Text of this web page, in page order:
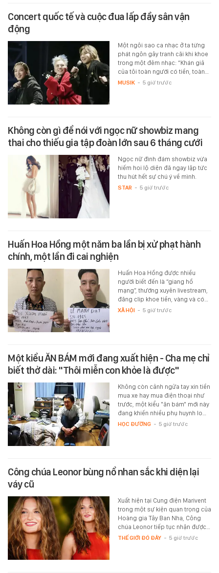
Concert quốc tế và cuộc đua lấp đầy sân vận
động
Một ngôi sao ca nhạc ở ta từng
phát ngôn gây tranh cãi khi khoe
trong một đêm nhạc: “Khán giả
của tôi toàn người có tiền, toàn…
MUSIK - 5 giờ trước
Không còn gì để nói với ngọc nữ showbiz mang
thai cho thiếu gia tập đoàn lớn sau 6 tháng cưới
Ngọc nữ đình đám showbiz vừa
hiếm hoi lộ diện đã ngay lập tức
thu hút hết sự chú ý về mình.
STAR - 5 giờ trước
Huấn Hoa Hồng một năm ba lần bị xử phạt hành
chính, một lần đi cai nghiện
Huấn Hoa Hồng được nhiều
người biết đến là “giang hồ
mạng”, thường xuyên livestream,
đăng clip khoe tiền, vàng và có…
XÃ HỘI - 5 giờ trước
Một kiểu ĂN BÁM mới đang xuất hiện - Cha mẹ chỉ
biết thở dài: "Thôi miễn con khỏe là được"
Không còn cảnh ngửa tay xin tiền
mua xe hay mua điện thoại như
trước, một kiểu "ăn bám" mới này
đang khiến nhiều phụ huynh lo…
HỌC ĐƯỜNG - 5 giờ trước
Công chúa Leonor bùng nổ nhan sắc khi diện lại
váy cũ
Xuất hiện tại Cung điện Marivent
trong một sự kiện quan trọng của
Hoàng gia Tây Ban Nha, Công
chúa Leonor tiếp tục nhận được…
THẾ GIỚI ĐÓ ĐÂY - 5 giờ trước